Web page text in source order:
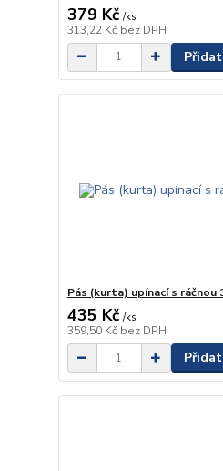
379 Kč /ks
313,22 Kč bez DPH
Pás (kurta) upínací s ráčnou
435 Kč /ks
359,50 Kč bez DPH